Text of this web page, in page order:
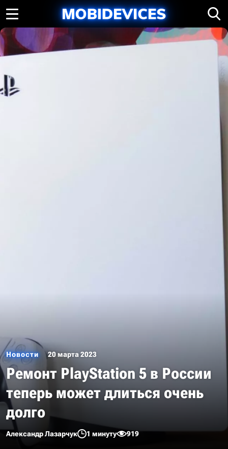
Новости 20 марта 2023
Ремонт PlayStation 5 в России
теперь может длиться очень
долго
Александр Лазарчук 1 минуту 919